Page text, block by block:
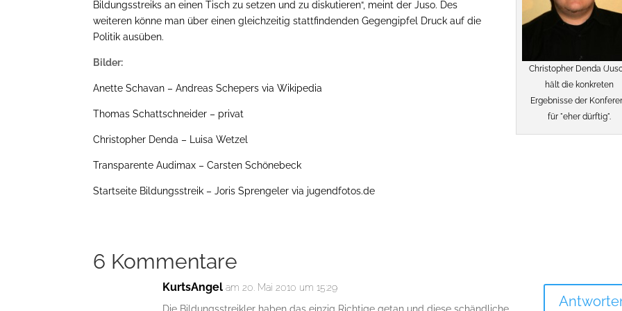
Christopher Denda
hält die konkreten
Ergebnisse der
für "eher dürftig".
Bildungsstreiks an einen Tisch zu setzen und zu diskutieren“, meint der Juso. Des
weiteren könne man über einen gleichzeitig stattfindenden Gegengipfel Druck auf die
Politik ausüben.
Bilder:
Anette Schavan – Andreas Schepers via Wikipedia
Thomas Schattschneider – privat
Christopher Denda – Luisa Wetzel
Transparente Audimax – Carsten Schönebeck
Startseite Bildungsstreik – Joris Sprengeler via jugendfotos.de
6 Kommentare
KurtsAngel am 20. Mai 2010 um 15:29